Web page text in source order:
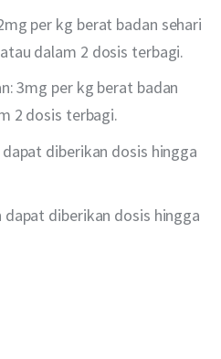
per kg berat badan sehari
dalam 2 dosis terbagi.
3mg per kg berat badan
2 dosis terbagi.
diberikan dosis hingga
dapat diberikan dosis hingga